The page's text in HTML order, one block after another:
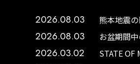
2026.08.03 熊本地震
2026.08.03 お盆期間
2026.03.02 STATE OF